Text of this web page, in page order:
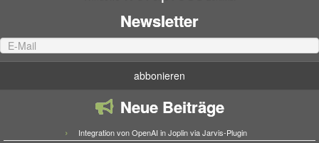
Newsletter
Neue Beiträge
Integration von OpenAI in Joplin via Jarvis-Plugin